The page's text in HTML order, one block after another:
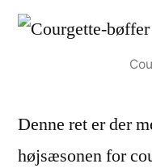
Denne ret er der
højsæsonen for